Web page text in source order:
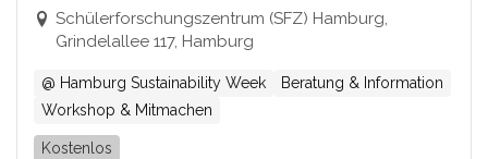
Schülerforschungszentrum (SFZ) Hamburg,
Grindelallee 117, Hamburg
@ Hamburg Sustainability Week
Beratung & Information
Workshop & Mitmachen
Kostenlos